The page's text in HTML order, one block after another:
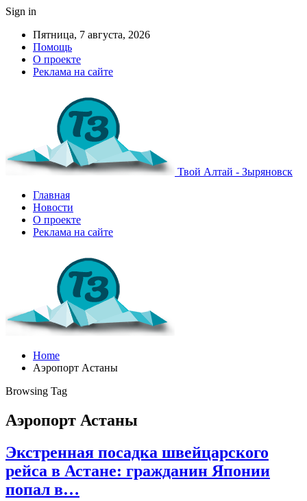
Sign in
Пятница, 7 августа, 2026
Помощь
О проекте
Реклама на сайте
Твой Алтай - Зыряновск
Главная
Новости
О проекте
Реклама на сайте
Home
Аэропорт Астаны
Browsing Tag
Аэропорт Астаны
Экстренная посадка швейцарского
рейса в Астане: гражданин Японии
попал в…